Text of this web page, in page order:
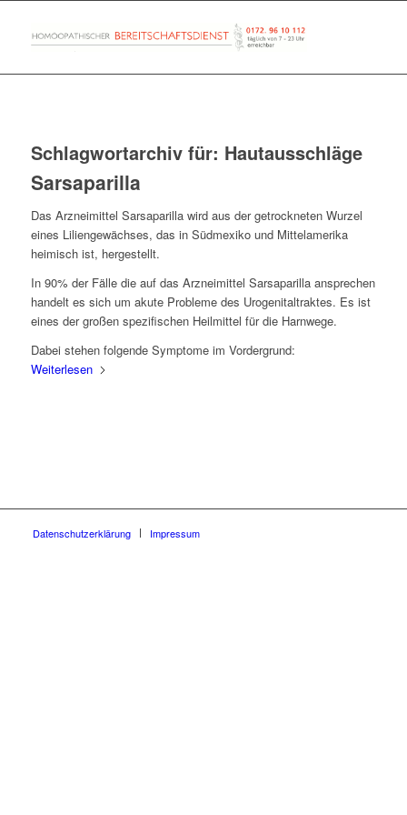
Schlagwortarchiv für: Hautausschläge
Sarsaparilla
Das Arzneimittel Sarsaparilla wird aus der getrockneten Wurzel
eines Liliengewächses, das in Südmexiko und Mittelamerika
heimisch ist, hergestellt.
In 90% der Fälle die auf das Arzneimittel Sarsaparilla ansprechen
handelt es sich um akute Probleme des Urogenitaltraktes. Es ist
eines der großen spezifischen Heilmittel für die Harnwege.
Dabei stehen folgende Symptome im Vordergrund:
Weiterlesen
Datenschutzerklärung Impressum